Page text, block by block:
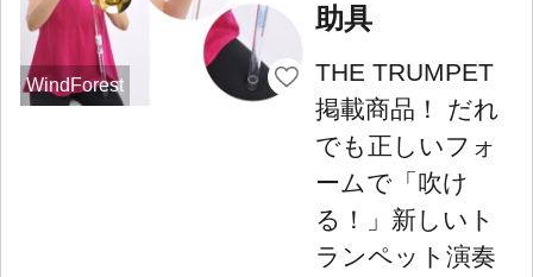
WindForest
助具
THE TRUMPET
掲載商品！ だれ
でも正しいフォ
ームで「吹け
る！」新しいト
ランペット演奏